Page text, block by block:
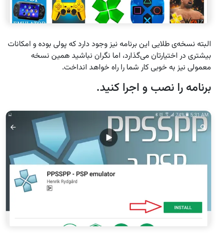
البته نسخه‌ی طلایی این برنامه نیز وجود دارد که پولی بوده و امکانات
بیشتری در اختیارتان می‌گذارد، اما نگران نباشید همین نسخه
معمولی نیز به خوبی کار شما را راه خواهد انداخت.
برنامه را نصب و اجرا کنید.